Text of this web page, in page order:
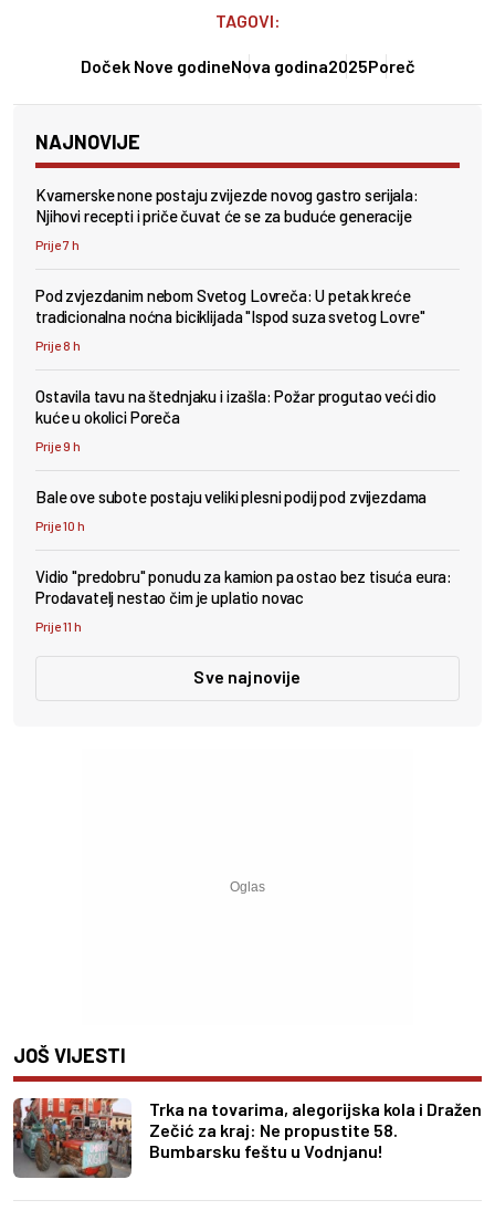
TAGOVI:
Doček Nove godineNova godina2025Poreč
NAJNOVIJE
Kvarnerske none postaju zvijezde novog gastro serijala:
Njihovi recepti i priče čuvat će se za buduće generacije
Prije 7 h
Pod zvjezdanim nebom Svetog Lovreča: U petak kreće
tradicionalna noćna biciklijada "Ispod suza svetog Lovre"
Prije 8 h
Ostavila tavu na štednjaku i izašla: Požar progutao veći dio
kuće u okolici Poreča
Prije 9 h
Bale ove subote postaju veliki plesni podij pod zvijezdama
Prije 10 h
Vidio "predobru" ponudu za kamion pa ostao bez tisuća eura:
Prodavatelj nestao čim je uplatio novac
Prije 11 h
Sve najnovije
JOŠ VIJESTI
Trka na tovarima, alegorijska kola i Dražen
Zečić za kraj: Ne propustite 58.
Bumbarsku feštu u Vodnjanu!